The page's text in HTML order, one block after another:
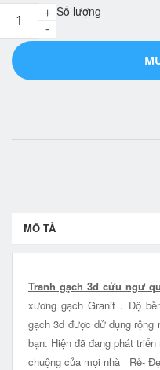
Số lượng
-
+
MÔ TẢ
Tranh gạch 3d cửu ngư
xương gạch Granit . Độ
gạch 3d được dử dụng
bạn. Hiện đã đang phát
chuộng của mọi nhà Rẻ-